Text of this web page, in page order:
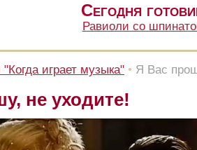
Сегодня
Равиоли со
играет музыка" • Я Вас
не уходите!